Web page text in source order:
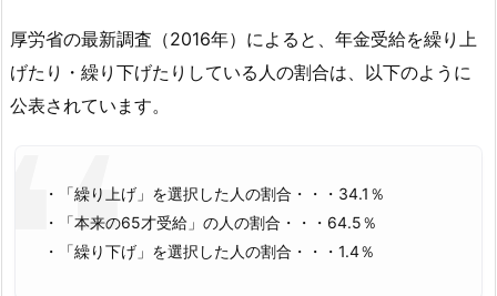
厚労省の最新調査（2016年）によると、年金受給を繰り上
げたり・繰り下げたりしている人の割合は、以下のように
公表されています。
・「繰り上げ」を選択した人の割合・・・34.1％
・「本来の65才受給」の人の割合・・・64.5％
・「繰り下げ」を選択した人の割合・・・1.4％